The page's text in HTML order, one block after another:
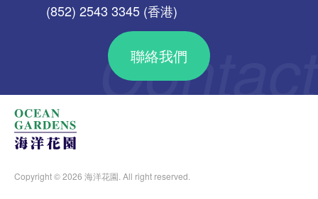
(852) 2543 3345 (香港)
聯絡我們
Copyright © 2026 海洋花園. All right reserved.